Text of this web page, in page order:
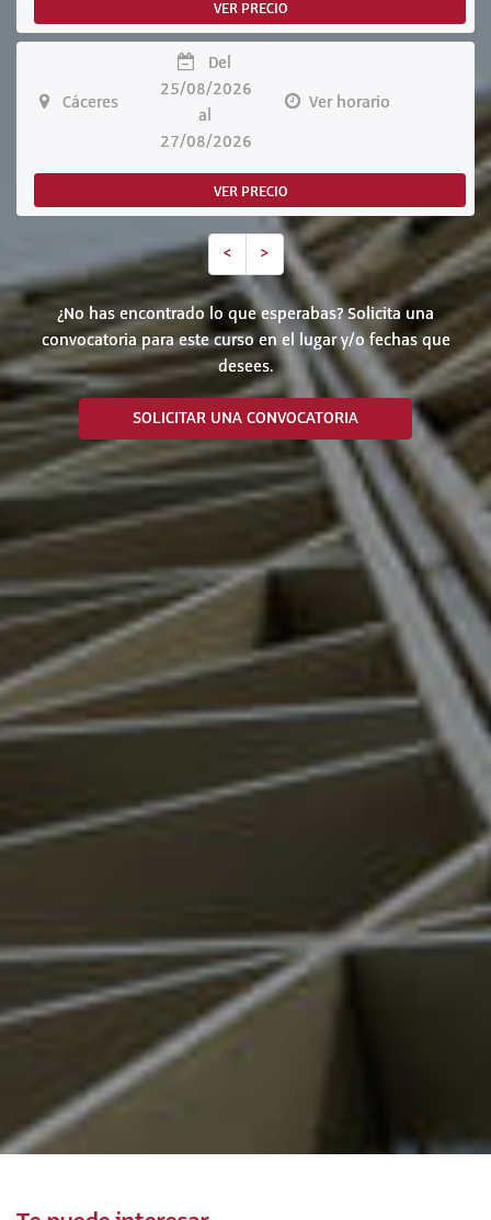
VER PRECIO
Cáceres
Del
25/08/2026
al
27/08/2026
Ver horario
VER PRECIO
< >
¿No has encontrado lo que esperabas? Solicita una
convocatoria para este curso en el lugar y/o fechas que
desees.
SOLICITAR UNA CONVOCATORIA